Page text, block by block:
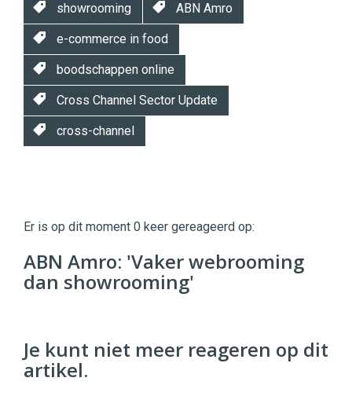
showrooming ABN Amro
e-commerce in food
boodschappen online
Cross Channel Sector Update
cross-channel
|
Digital
Commercehttps://twinklemagazine.nl
9654
Er is op dit moment 0 keer gereageerd op:
ABN Amro: 'Vaker webrooming
dan showrooming'
Je kunt niet meer reageren op dit
artikel.